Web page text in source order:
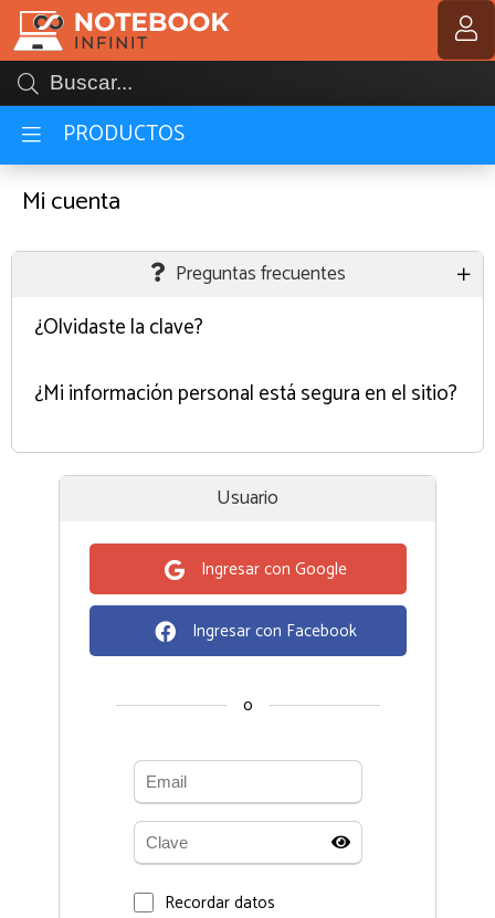
PRODUCTOS
MI COMPRA
Mi cuenta
Preguntas frecuentes
¿Olvidaste la clave?
¿Mi información personal está segura en el sitio?
Usuario
Ingresar con Google
Ingresar con Facebook
o
Recordar datos